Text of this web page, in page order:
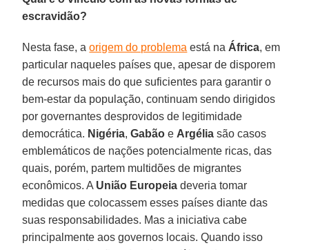
escravidão?
Nesta fase, aorigem do problema está na África, em
particular naqueles países que, apesar de disporem
de recursos mais do que suficientes para garantir o
bem-estar da população, continuam sendo dirigidos
por governantes desprovidos de legitimidade
democrática. Nigéria,Gabão e Argélia são casos
emblemáticos de nações potencialmente ricas, das
quais, porém, partem multidões de migrantes
econômicos. A União Europeia deveria tomar
medidas que colocassem esses países diante das
suas responsabilidades. Mas a iniciativa cabe
principalmente aos governos locais. Quando isso